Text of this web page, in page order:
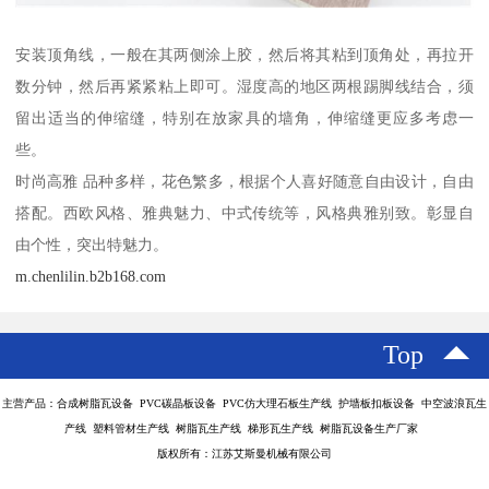
安装顶角线，一般在其两侧涂上胶，然后将其粘到顶角处，再拉开
数分钟，然后再紧紧粘上即可。湿度高的地区两根踢脚线结合，须
留出适当的伸缩缝，特别在放家具的墙角，伸缩缝更应多考虑一
些。
时尚高雅 品种多样，花色繁多，根据个人喜好随意自由设计，自由
搭配。西欧风格、雅典魅力、中式传统等，风格典雅别致。彰显自
由个性，突出特魅力。
m.chenlilin.b2b168.com
Top
主营产品：合成树脂瓦设备 PVC碳晶板设备 PVC仿大理石板生产线 护墙板扣板设备 中空波浪瓦生
产线 塑料管材生产线 树脂瓦生产线 梯形瓦生产线 树脂瓦设备生产厂家
版权所有：江苏艾斯曼机械有限公司